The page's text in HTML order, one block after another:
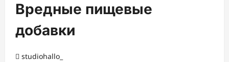
Вредные пищевые
добавки
studiohallo_